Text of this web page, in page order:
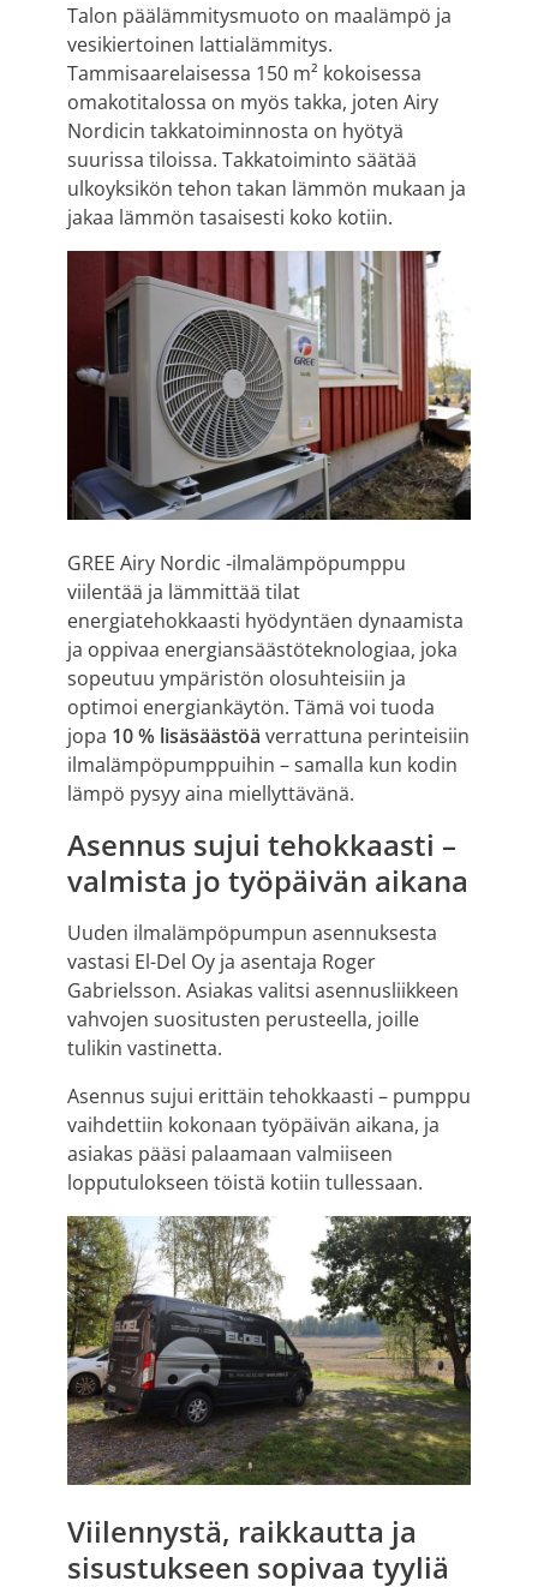
Talon päälämmitysmuoto on maalämpö ja
vesikiertoinen lattialämmitys.
Tammisaarelaisessa 150 m² kokoisessa
omakotitalossa on myös takka, joten Airy
Nordicin takkatoiminnosta on hyötyä
suurissa tiloissa. Takkatoiminto säätää
ulkoyksikön tehon takan lämmön mukaan ja
jakaa lämmön tasaisesti koko kotiin.
GREE Airy Nordic -ilmalämpöpumppu
viilentää ja lämmittää tilat
energiatehokkaasti hyödyntäen dynaamista
ja oppivaa energiansäästöteknologiaa, joka
sopeutuu ympäristön olosuhteisiin ja
optimoi energiankäytön. Tämä voi tuoda
jopa 10 % lisäsäästöä verrattuna perinteisiin
ilmalämpöpumppuihin – samalla kun kodin
lämpö pysyy aina miellyttävänä.
Asennus sujui tehokkaasti –
valmista jo työpäivän aikana
Uuden ilmalämpöpumpun asennuksesta
vastasi El-Del Oy ja asentaja Roger
Gabrielsson. Asiakas valitsi asennusliikkeen
vahvojen suositusten perusteella, joille
tulikin vastinetta.
Asennus sujui erittäin tehokkaasti – pumppu
vaihdettiin kokonaan työpäivän aikana, ja
asiakas pääsi palaamaan valmiiseen
lopputulokseen töistä kotiin tullessaan.
Viilennystä, raikkautta ja
sisustukseen sopivaa tyyliä